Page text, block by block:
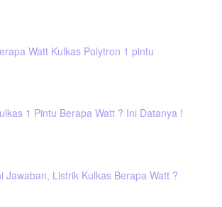
Watt Kulkas Polytron 1 pintu
1 Pintu Berapa Watt ? Ini Datanya !
Jawaban, Listrik Kulkas Berapa Watt ?